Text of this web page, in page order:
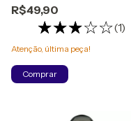
R$49,90
(1)
Atenção, última peça!
Comprar